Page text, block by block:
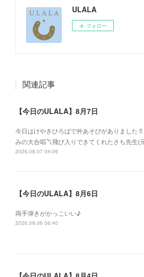
ULALA
フォロー
関連記事
【今日のULALA】8月7日
今日はけやきひろばで外あそびがありました
みの大合唱〽飛び入りできてくれたさち先生(
2026.08.07 04:06
【今日のULALA】8月6日
両手弾きがかっこいい♪
2026.08.06 06:40